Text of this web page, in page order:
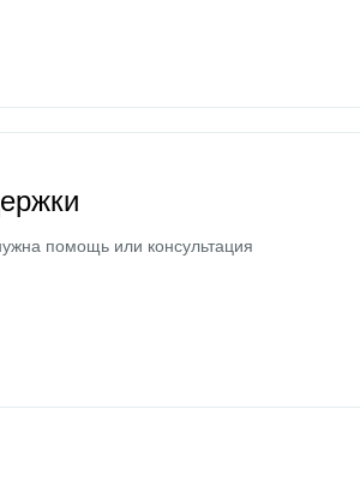
помощь или консультация